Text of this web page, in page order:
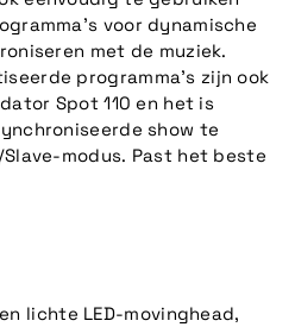
voor dynamische
met de muziek.
programma's zijn ook
Spot 110 en het is
show te
modus. Past het beste
lichte LED-movinghead,